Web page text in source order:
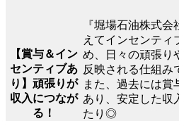
【賞与＆イン
センティブあ
り】頑張りが
収入につなが
る！
『堀場石油株式
えてインセンティ
め、日々の頑張り
反映される仕組み
また、過去には賞
あり、安定した収
たり◎